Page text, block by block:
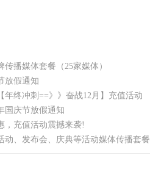
传播媒体套餐（25家媒体）
放假通知
年终冲刺==》》奋战12月】充值活动
国庆节放假通知
，充值活动震撼来袭!
动、发布会、庆典等活动媒体传播套餐